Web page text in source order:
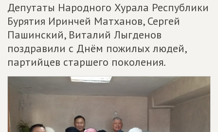
Депутаты Народного Хурала Республики
Бурятия Иринчей Матханов, Сергей
Пашинский, Виталий Лыгденов
поздравили с Днём пожилых людей,
партийцев старшего поколения.